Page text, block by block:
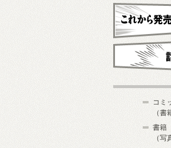
新刊・近刊
これから発売予定
コミ
（
書籍
（写